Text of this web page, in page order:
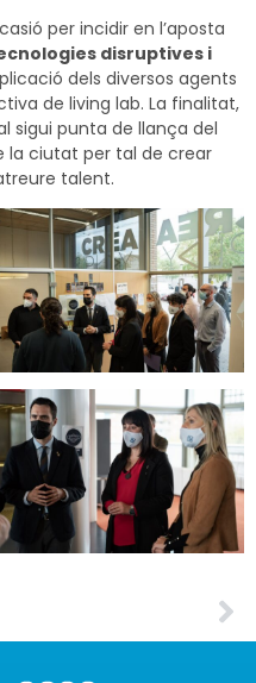
per incidir en l’aposta
disruptives i
dels diversos agents
de living lab. La finalitat,
sigui punta de llança del
la ciutat per tal de crear
talent.